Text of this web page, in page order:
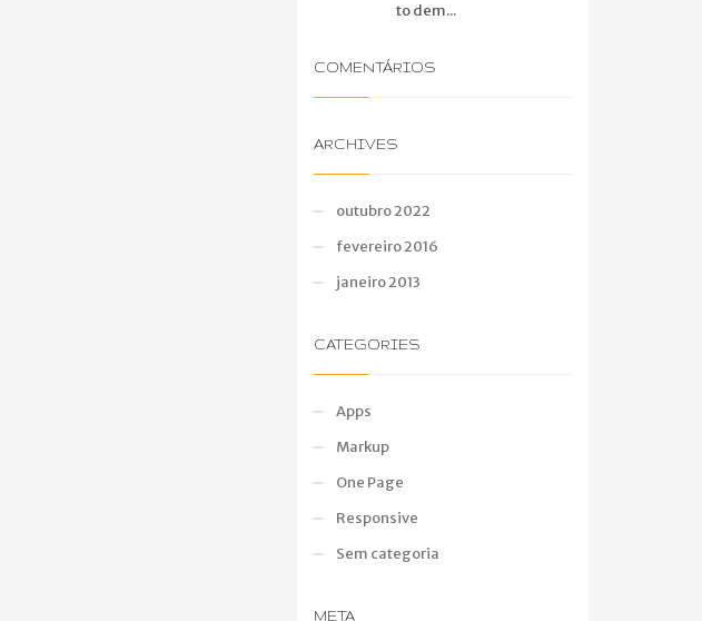
to dem...
COMENTÁRIOS
ARCHIVES
outubro 2022
fevereiro 2016
janeiro 2013
CATEGORIES
Apps
Markup
One Page
Responsive
Sem categoria
META